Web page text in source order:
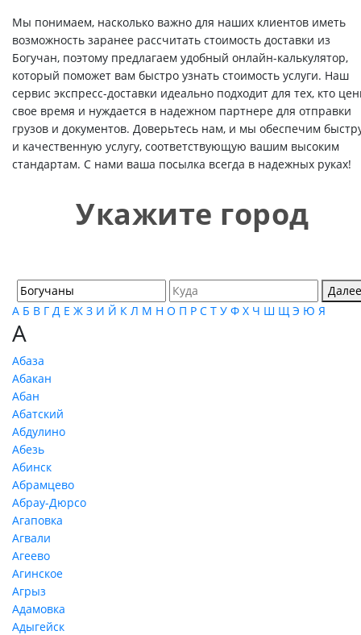
Мы понимаем, насколько важно для наших клиентов иметь
возможность заранее рассчитать стоимость доставки из
Богучан, поэтому предлагаем удобный онлайн-калькулятор,
который поможет вам быстро узнать стоимость услуги. Наш
сервис экспресс-доставки идеально подходит для тех, кто
свое время и нуждается в надежном партнере для отправки
грузов и документов. Доверьтесь нам, и мы обеспечим
и качественную услугу, соответствующую вашим высоким
стандартам. С нами ваша посылка всегда в надежных руках!
Укажите город
Далее
А Б В Г Д Е Ж З И Й К Л М Н О П Р С Т У Ф Х Ч Ш Щ Э Ю Я
А
Абаза
Абакан
Абан
Абатский
Абдулино
Абезь
Абинск
Абрамцево
Абрау-Дюрсо
Агаповка
Агвали
Агеево
Агинское
Агрыз
Адамовка
Адыгейск